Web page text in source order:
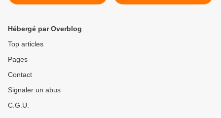
recueils - plus ou moins et
accueillait Bernard
Hébergé par Overblog
Top articles
Pages
Contact
Signaler un abus
C.G.U.